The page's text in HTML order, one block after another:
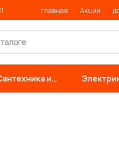
главная Акции
и
свет